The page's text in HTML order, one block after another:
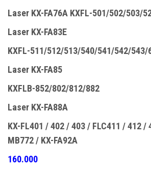
Laser KX-FA76A KXFL-501/502/503/
Laser KX-FA83E
KXFL-511/512/513/540/541/542/543/
Laser KX-FA85
KXFLB-852/802/812/882
Laser KX-FA88A
KX-FL401 / 402 / 403 / FLC411 / 412 /
MB772 / KX-FA92A
160.000